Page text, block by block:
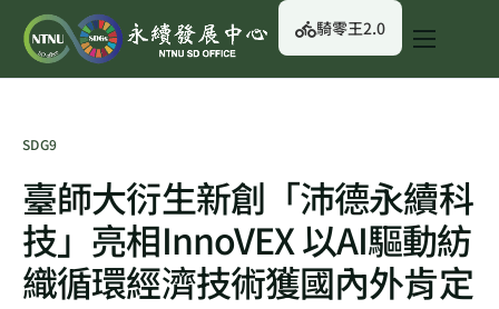
關於我們
永續資訊
校園綠生活
騎零王2.0
SDG9
臺師大衍生新創「沛德永續科
技」亮相InnoVEX 以AI驅動紡
織循環經濟技術獲國內外肯定